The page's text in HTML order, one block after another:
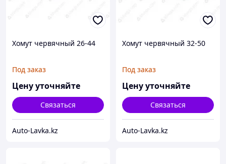
Хомут червячный 26-44
Под заказ
Цену уточняйте
Связаться
Auto-Lavka.kz
Хомут червячный 32-50
Под заказ
Цену уточняйте
Связаться
Auto-Lavka.kz